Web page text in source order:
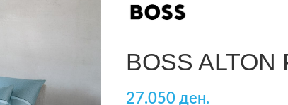
BOSS ALTON
27.050 ден.